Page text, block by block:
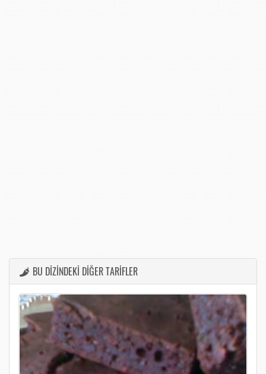
BU DİZİNDEKİ DİĞER TARİFLER